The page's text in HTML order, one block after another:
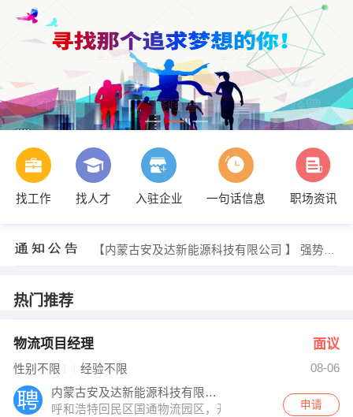
找工作 找人才 入驻企业 一句话信息
职场资讯
【内蒙古安及达新能源科技有限公司 】 强势入驻
发布 [质量经理 ] 招聘信息
发布 [口腔医生 ] 招聘信息
【内蒙古锐喆信息技术有限公司 】 强势入驻
热门推荐
物流项目经理 面议
性别不限 经验不限
08-06
内蒙古安及达新能源科技有限公司
呼和浩特回民区国通物流园区，开瑞新能源
申请